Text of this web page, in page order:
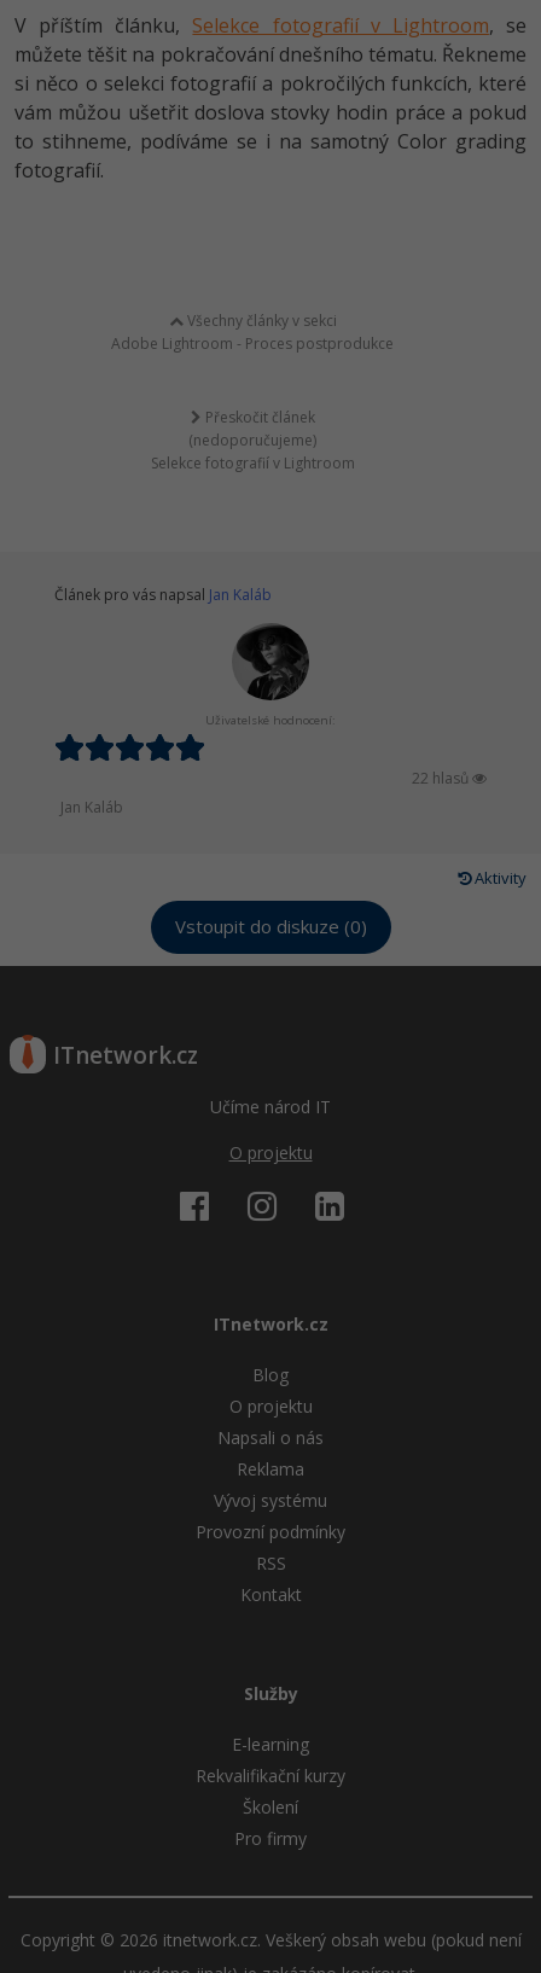
V příštím článku, Selekce fotografií v Lightroom, se
můžete těšit na pokračování dnešního tématu. Řekneme
si něco o selekci fotografií a pokročilých funkcích, které
vám můžou ušetřit doslova stovky hodin práce a pokud
to stihneme, podíváme se i na samotný Color grading
fotografií.
Všechny články v sekci
Adobe Lightroom - Proces postprodukce
Přeskočit článek
(nedoporučujeme)
Selekce fotografií v Lightroom
Článek pro vás napsal Jan Kaláb
Uživatelské hodnocení:
22 hlasů
Jan Kaláb
Aktivity
Vstoupit do diskuze (0)
ITnetwork.cz
Učíme národ IT
O projektu
ITnetwork.cz
Blog
O projektu
Napsali o nás
Reklama
Vývoj systému
Provozní podmínky
RSS
Kontakt
Služby
E-learning
Rekvalifikační kurzy
Školení
Pro firmy
Copyright © 2026 itnetwork.cz. Veškerý obsah webu (pokud není